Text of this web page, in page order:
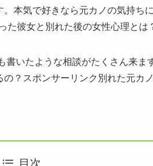
本気で好きなら元カノの気持ち
た彼女と別れた後の女性心理とは
書いたような相談がたくさん来ま
？スポンサーリンク別れた元カ
目次